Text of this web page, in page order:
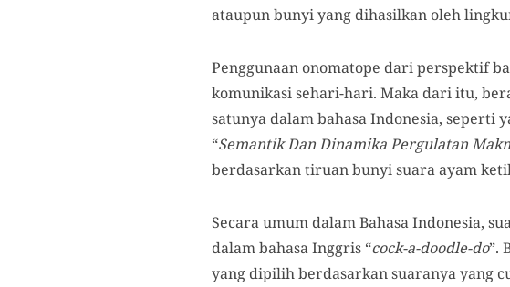
ataupun bunyi yang dihasilkan oleh
Penggunaan onomatope dari perspektif
komunikasi sehari-hari. Maka dari itu,
satunya dalam bahasa Indonesia, seperti
“Semantik Dan Dinamika Pergulatan
berdasarkan tiruan bunyi suara ayam
Secara umum dalam Bahasa Indonesia,
dalam bahasa Inggris “cock-a-doodle-do”.
yang dipilih berdasarkan suaranya yang